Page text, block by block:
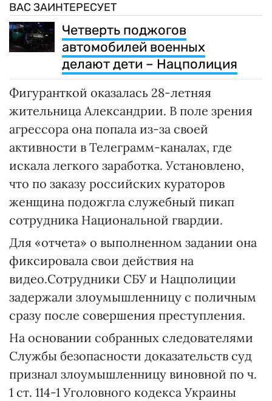
ВАС ЗАИНТЕРЕСУЕТ
Четверть поджогов
автомобилей военных
делают дети – Нацполиция
Фигуранткой оказалась 28-летняя
жительница Александрии. В поле зрения
агрессора она попала из-за своей
активности в Телеграмм-каналах, где
искала легкого заработка. Установлено,
что по заказу российских кураторов
женщина подожгла служебный пикап
сотрудника Национальной гвардии.
Для «отчета» о выполненном задании она
фиксировала свои действия на
видео.Сотрудники СБУ и Нацполиции
задержали злоумышленницу с поличным
сразу после совершения преступления.
На основании собранных следователями
Службы безопасности доказательств суд
признал злоумышленницу виновной по ч.
1 ст. 114-1 Уголовного кодекса Украины